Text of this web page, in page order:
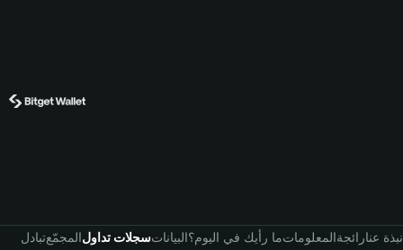
تبادلالمجمّعسجلات تداولالبياناتما رأيك في اليوم؟المعلوماترائجةنبذة عنا